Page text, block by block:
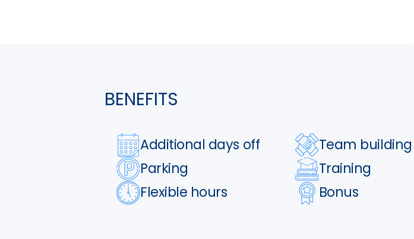
BENEFITS
Additional days off
Team building
Parking
Training
Flexible hours
Bonus